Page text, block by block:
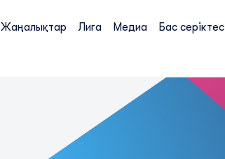
Жаңалықтар Лига Медиа Бас серіктес